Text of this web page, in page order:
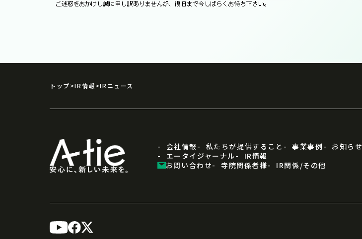
トップ IR情報 IRニュース
会社情報 私たちが提供すること 事業事例 お知らせ
エータイジャーナル
IR情報
お問い合わせ
寺院関係者様 IR関係/その他